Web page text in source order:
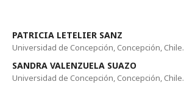
PATRICIA LETELIER SANZ
Universidad de Concepción, Concepción, Chile.
SANDRA VALENZUELA SUAZO
Universidad de Concepción, Concepción, Chile.